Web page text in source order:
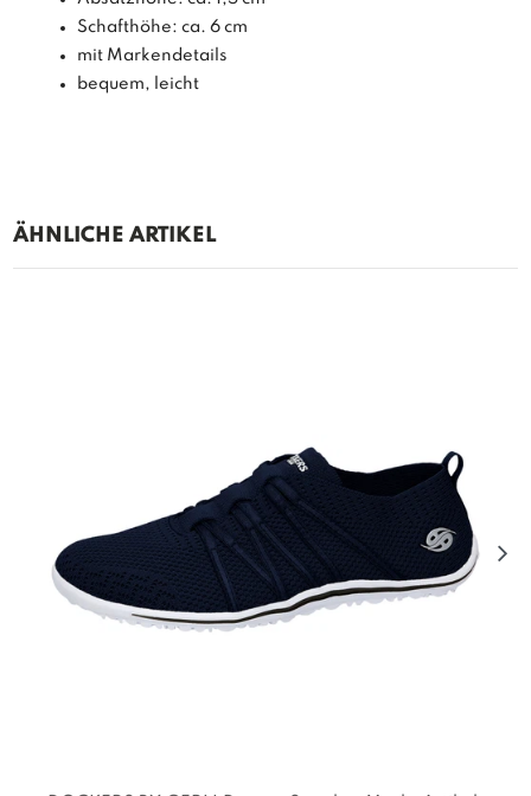
Schafthöhe: ca. 6 cm
mit Markendetails
bequem, leicht
ÄHNLICHE ARTIKEL